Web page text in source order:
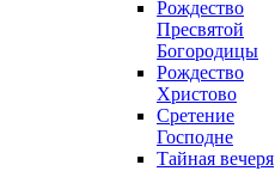
Рождество
Пресвятой
Богородицы
Рождество
Христово
Сретение
Господне
Тайная вечеря